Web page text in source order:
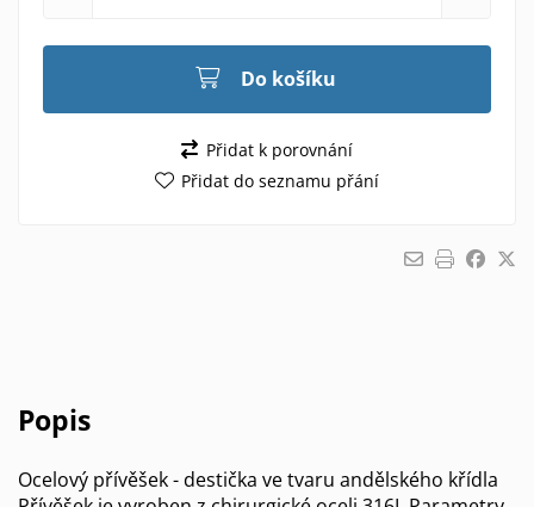
Do košíku
Přidat k porovnání
Přidat do seznamu přání
Popis
Ocelový přívěšek - destička ve tvaru andělského křídla